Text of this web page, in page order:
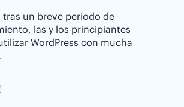
tras un breve periodo de
las y los principiantes
WordPress con mucha